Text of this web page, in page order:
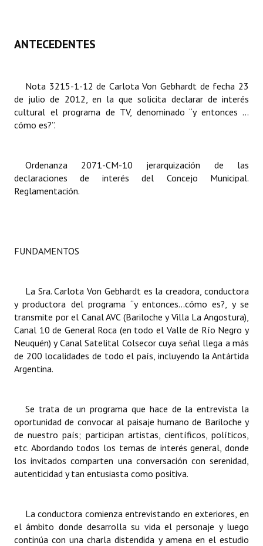
Carta Orgánica 2007
Digesto
Organigrama
Informes de Gestión
Proyectos Presentados
Actas de Audiencias Públicas
NORMATIVA
Comunicaciones
Resoluciones
Resoluciones de Presidencia
INSTITUCIONAL
Noticias Destacadas
Registros y Distinciones
ANTECEDENTES
Nota 3215-1-12 de Carlota Von Gebhardt de fecha 23
de julio de 2012, en la que solicita declarar de interés
cultural el programa de TV, denominado “y entonces …
cómo es?”.
Ordenanza 2071-CM-10 jerarquización de las
declaraciones de interés del Concejo Municipal.
Reglamentación.
FUNDAMENTOS
La Sra.Carlota Von Gebhardt es la creadora, conductora
y productora del programa “y entonces…cómo es?, y se
transmite por el Canal AVC (Bariloche y Villa La Angostura),
Canal 10 de General Roca (en todo el Valle de Río Negro y
Neuquén) y Canal Satelital Colsecor cuya señal llega a más
de 200 localidades de todo el país, incluyendo la Antártida
Argentina.
Se trata de un programa que hace de la entrevista la
oportunidad de convocar al paisaje humano de Bariloche y
de nuestro país; participan artistas, científicos, políticos,
etc. Abordando todos los temas de interés general, donde
los invitados comparten una conversación con serenidad,
autenticidad y tan entusiasta como positiva.
La conductora comienza entrevistando en exteriores, en
el ámbito donde desarrolla su vida el personaje y luego
continúa con una charla distendida y amena en el estudio